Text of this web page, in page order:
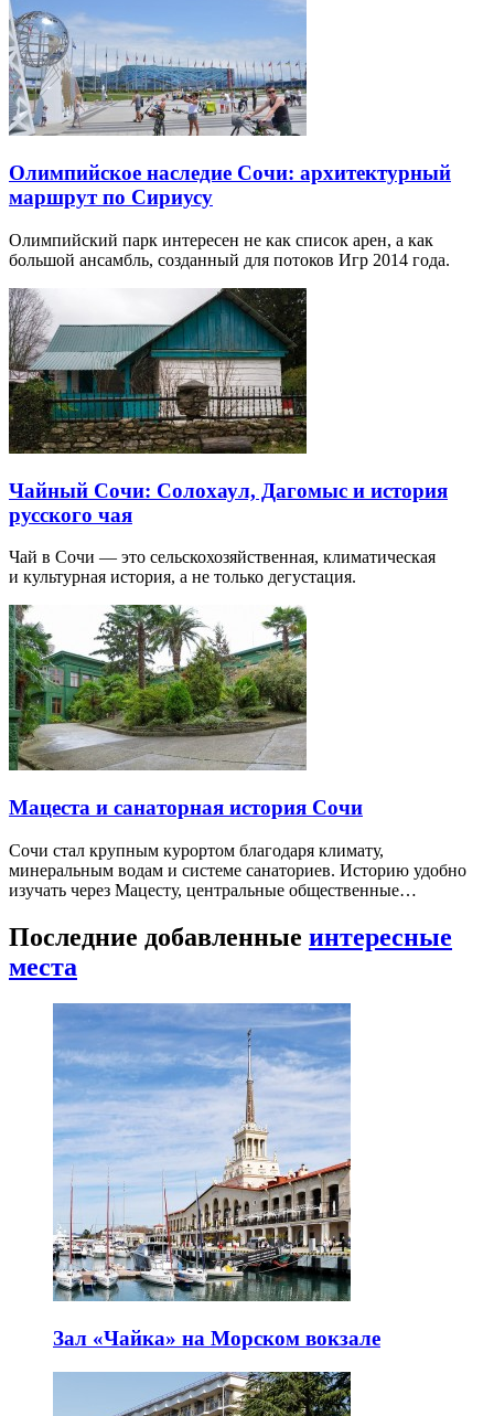
Олимпийское наследие Сочи: архитектурный
маршрут по Сириусу
Олимпийский парк интересен не как список арен, а как
большой ансамбль, созданный для потоков Игр 2014 года.
Чайный Сочи: Солохаул, Дагомыс и история
русского чая
Чай в Сочи — это сельскохозяйственная, климатическая
и культурная история, а не только дегустация.
Мацеста и санаторная история Сочи
Сочи стал крупным курортом благодаря климату,
минеральным водам и системе санаториев. Историю удобно
изучать через Мацесту, центральные общественные…
Последние добавленные интересные
места
Зал «Чайка» на Морском вокзале